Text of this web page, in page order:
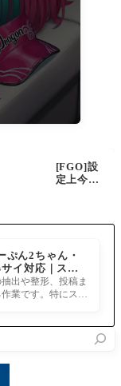
ぷん2ちゃん・
イ対応｜スマ
リ FGOのまと
出や整形、投稿ま
業です。特にスマ
[FGO]設
定上今地
てるだけ
で外から
見るとど
れが現実
クスチャ
問題を出